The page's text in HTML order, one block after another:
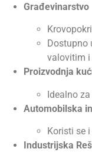
Građevinarstvo
Dostupno
valovitim
Proizvodnja
Idealno
Automobilska
Koristi se
Industrijska